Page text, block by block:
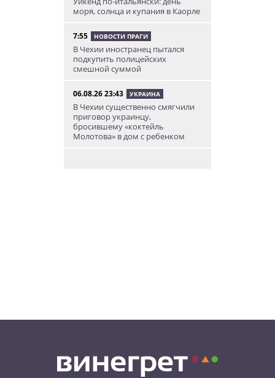
моря, солнца и купания в Каорле
7:55 НОВОСТИ ПРАГИ
В Чехии иностранец пытался
подкупить полицейских
смешной суммой
06.08.26 23:43 УКРАИНА
В Чехии существенно смягчили
приговор украинцу,
бросившему «коктейль
Молотова» в дом с ребенком